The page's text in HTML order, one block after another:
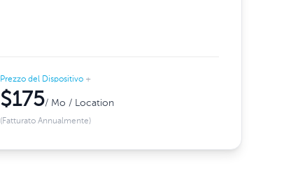
Prezzo del Dispositivo +
$175/ Mo / Location
(Fatturato Annualmente)